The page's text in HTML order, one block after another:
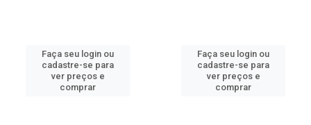
Faça seu login ou
cadastre-se para
ver preços e
comprar
Faça seu login ou
cadastre-se para
ver preços e
comprar